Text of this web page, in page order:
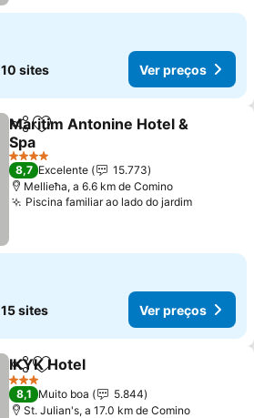
10 sites Ver preços
PartilharAdicionar aos favoritos
Maritim Antonine Hotel &
Spa
4 Estrelas
8,7 Excelente
15.773
Mellieħa, a 6.6 km de Comino
Piscina familiar ao lado do jardim
15 sites Ver preços
PartilharAdicionar aos favoritos
IKYK Hotel
3 Estrelas
8,1 Muito boa
5.844
St. Julian's, a 17.0 km de Comino